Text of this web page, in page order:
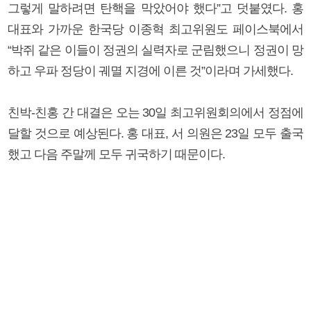
그렇게 말하려면 탄핵을 막았어야 했다”고 덧붙였다. 홍
대표와 가까운 한국당 이종혁 최고위원도 페이스북에서
“박쥐 같은 이들이 정권의 실력자로 군림했으니 정권이 망
하고 우파 정당이 궤멸 지경에 이른 것”이라며 가세했다.
친박-친홍 간 대결은 오는 30일 최고위원회의에서 정점에
달할 것으로 예상된다. 홍 대표, 서 의원은 23일 모두 출국
했고 다음 주말께 모두 귀국하기 때문이다.